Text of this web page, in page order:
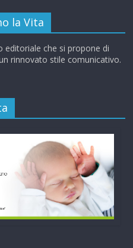
la Vita
editoriale che si propone di
rinnovato stile comunicativo.